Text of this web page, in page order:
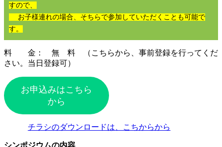
すので、
お子様連れの場合、そちらで参加していただくことも可能で
す。
料 金： 無 料 （こちらから、事前登録を行ってくだ
さい。当日登録可）
お申込みはこちら
から
チラシのダウンロードは、こちからから
シンポジウムの内容